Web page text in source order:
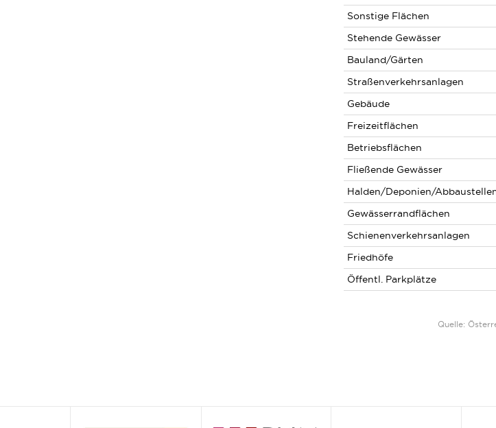
Sonstige Flächen
Stehende Gewässer
Bauland/Gärten
Straßenverkehrsanlagen
Gebäude
Freizeitflächen
Betriebsflächen
Fließende Gewässer
Halden/Deponien/
Gewässerrandflächen
Schienenverkehrsanlagen
Friedhöfe
Öffentl. Parkplätze
Quelle: